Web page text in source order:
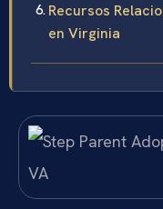
Recursos
en Virginia